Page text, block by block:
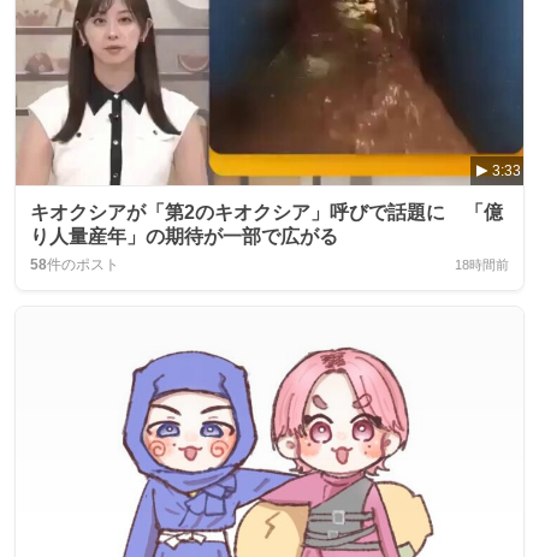
3:33
キオクシアが「第2のキオクシア」呼びで話題に 「億
り人量産年」の期待が一部で広がる
58件のポスト 18時間前